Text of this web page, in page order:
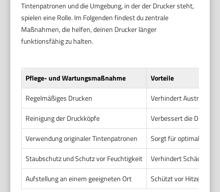
Tintenpatronen und die Umgebung, in der der Drucker steht,
spielen eine Rolle. Im Folgenden findest du zentrale
Maßnahmen, die helfen, deinen Drucker länger
funktionsfähig zu halten.
Pflege- und Wartungsmaßnahme
Vorteile
Regelmäßiges Drucken
Verhindert
Reinigung der Druckköpfe
Verbessert die
Verwendung originaler Tintenpatronen
Sorgt für optimale
Staubschutz und Schutz vor Feuchtigkeit
Verhindert Schäden
Aufstellung an einem geeigneten Ort
Schützt vor Hitze,